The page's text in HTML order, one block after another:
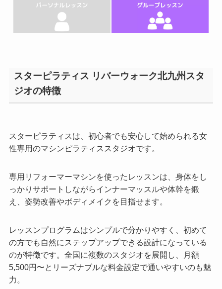
スターピラティス リバーウォーク北九州スタ
ジオの特徴
スターピラティスは、初心者でも安心して始められる女
性専用のマシンピラティススタジオです。
専用リフォーマーマシンを使ったレッスンは、身体をし
っかりサポートしながらインナーマッスルや体幹を鍛
え、姿勢改善やボディメイクを目指せます。
レッスンプログラムはシンプルで分かりやすく、初めて
の方でも自然にステップアップできる設計になっている
のが特徴です。全国に複数のスタジオを展開し、月額
5,500円〜とリーズナブルな料金設定で通いやすいのも魅
力。